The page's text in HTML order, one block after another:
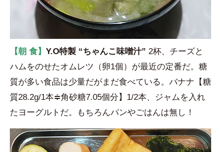
【朝 食】 Y.O特製 “ちゃんこ味噌汁” 2杯、チーズと
ハムをのせたオムレツ（卵1個）が最近の定番だ。糖
質が多い食品は少量だがまだ食べている。バナナ【糖
質28.2g/1本≑角砂糖7.05個分】1/2本、ジャムを入れ
たヨーグルトだ。もちろんパンやごはんは無し！